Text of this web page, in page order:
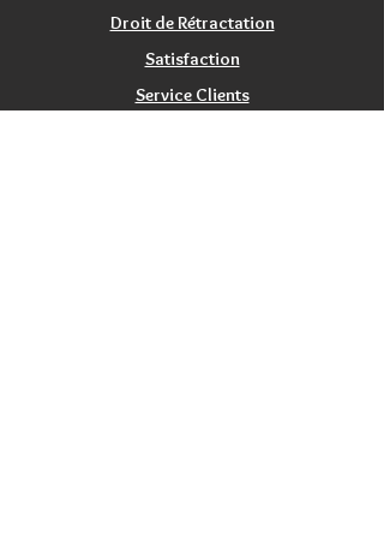
Droit de Rétractation
Satisfaction
Service Clients